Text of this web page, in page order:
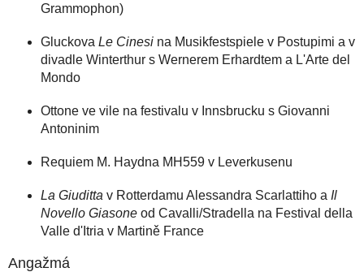
Grammophon)
Gluckova Le Cinesi na Musikfestspiele v Postupimi a v
divadle Winterthur s Wernerem Erhardtem a L'Arte del
Mondo
Ottone ve vile na festivalu v Innsbrucku s Giovanni
Antoninim
Requiem M. Haydna MH559 v Leverkusenu
La Giuditta v Rotterdamu Alessandra Scarlattiho a Il
Novello Giasone od Cavalli/Stradella na Festival della
Valle d'Itria v Martině France
Angažmá